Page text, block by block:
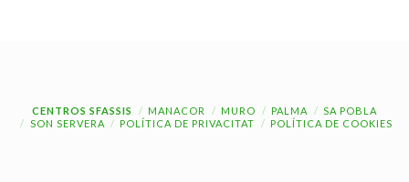
CENTROS SFASSIS MANACOR MURO PALMA
SA POBLA
SON SERVERA
POLÍTICA DE PRIVACITAT POLÍTICA DE COOKIES